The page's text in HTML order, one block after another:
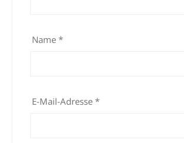
Name *
E-Mail-Adresse *